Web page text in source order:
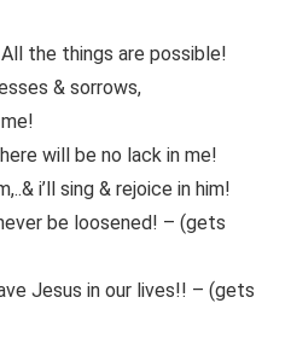
the things are possible!
& sorrows,
will be no lack in me!
i’ll sing & rejoice in him!
be loosened! – (gets
Jesus in our lives!! – (gets